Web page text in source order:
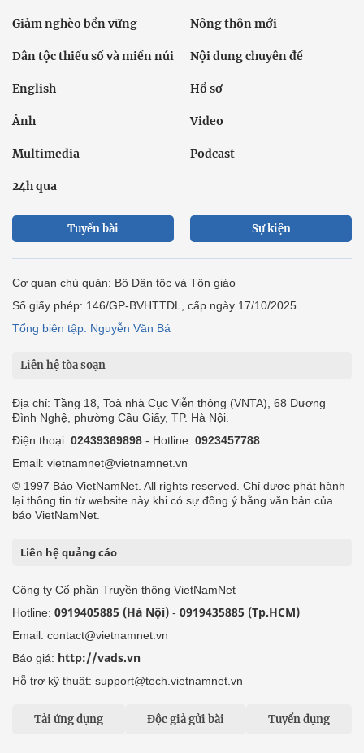
Giảm nghèo bền vững Nông thôn mới
Dân tộc thiểu số và miền núi Nội dung chuyên đề
English Hồ sơ
Ảnh Video
Multimedia Podcast
24h qua
Tuyến bài Sự kiện
Cơ quan chủ quản: Bộ Dân tộc và Tôn giáo
Số giấy phép: 146/GP-BVHTTDL, cấp ngày 17/10/2025
Tổng biên tập: Nguyễn Văn Bá
Liên hệ tòa soạn
Địa chỉ: Tầng 18, Toà nhà Cục Viễn thông (VNTA), 68 Dương
Đình Nghệ, phường Cầu Giấy, TP. Hà Nội.
Điện thoại: 02439369898 - Hotline: 0923457788
Email: vietnamnet@vietnamnet.vn
© 1997 Báo VietNamNet. All rights reserved. Chỉ được phát hành
lại thông tin từ website này khi có sự đồng ý bằng văn bản của
báo VietNamNet.
Liên hệ quảng cáo
Công ty Cổ phần Truyền thông VietNamNet
Hotline: 0919405885 (Hà Nội) - 0919435885 (Tp.HCM)
Email: contact@vietnamnet.vn
Báo giá: http://vads.vn
Hỗ trợ kỹ thuật: support@tech.vietnamnet.vn
Tải ứng dụng Độc giả gửi bài Tuyển dụng